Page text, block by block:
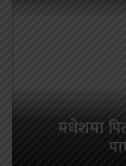
मधेशमा